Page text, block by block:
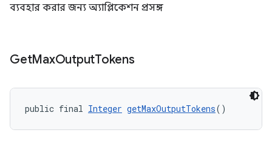
ব্যবহার করার জন্য অ্যাপ্লিকেশন প্রসঙ্গ
GetMaxOutputTokens
public final Integer getMaxOutputTokens()